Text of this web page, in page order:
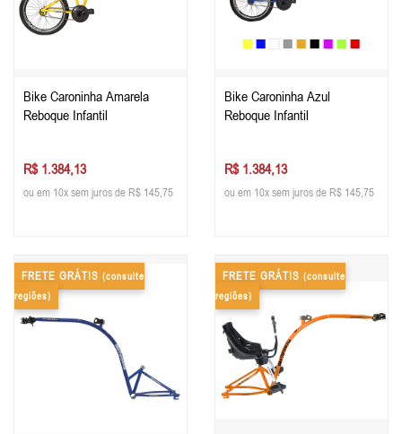
Bike Caroninha Amarela
Reboque Infantil
R$ 1.384,13
ou em 10x sem juros de R$ 145,75
Bike Caroninha Azul
Reboque Infantil
R$ 1.384,13
ou em 10x sem juros de R$ 145,75
FRETE GRÁTIS (consulte
regiões)
FRETE GRÁTIS (consulte
regiões)